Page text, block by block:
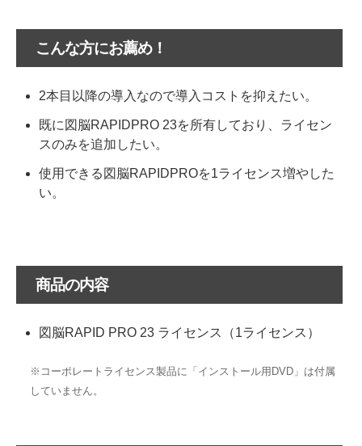
こんな方にお薦め！
2本目以降の導入なので導入コストを抑えたい。
既に図脳RAPIDPRO 23を所有しており、ライセン
スのみを追加したい。
使用できる図脳RAPIDPROを1ライセンス増やした
い。
商品の内容
図脳RAPID PRO 23 ライセンス（1ライセンス）
※コーポレートライセンス製品に「インストール用DVD」は付属
していません。